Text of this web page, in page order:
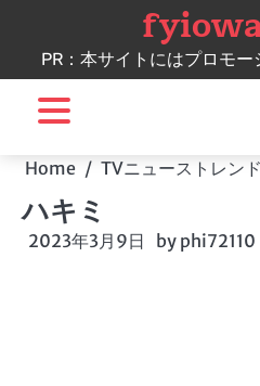
contentPR：本サイトにはプロモ
Home TVニューストレンド
ハキミ
2023年3月9日 by phi72110